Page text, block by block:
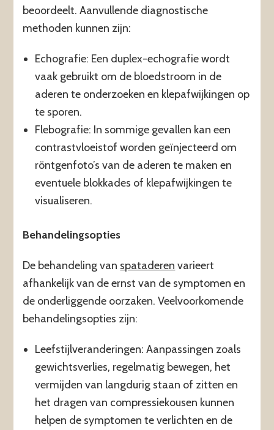
beoordeelt. Aanvullende diagnostische
methoden kunnen zijn:
Echografie: Een duplex-echografie wordt
vaak gebruikt om de bloedstroom in de
aderen te onderzoeken en klepafwijkingen op
te sporen.
Flebografie: In sommige gevallen kan een
contrastvloeistof worden geïnjecteerd om
röntgenfoto’s van de aderen te maken en
eventuele blokkades of klepafwijkingen te
visualiseren.
Behandelingsopties
De behandeling van spataderen varieert
afhankelijk van de ernst van de symptomen en
de onderliggende oorzaken. Veelvoorkomende
behandelingsopties zijn:
Leefstijlveranderingen: Aanpassingen zoals
gewichtsverlies, regelmatig bewegen, het
vermijden van langdurig staan of zitten en
het dragen van compressiekousen kunnen
helpen de symptomen te verlichten en de